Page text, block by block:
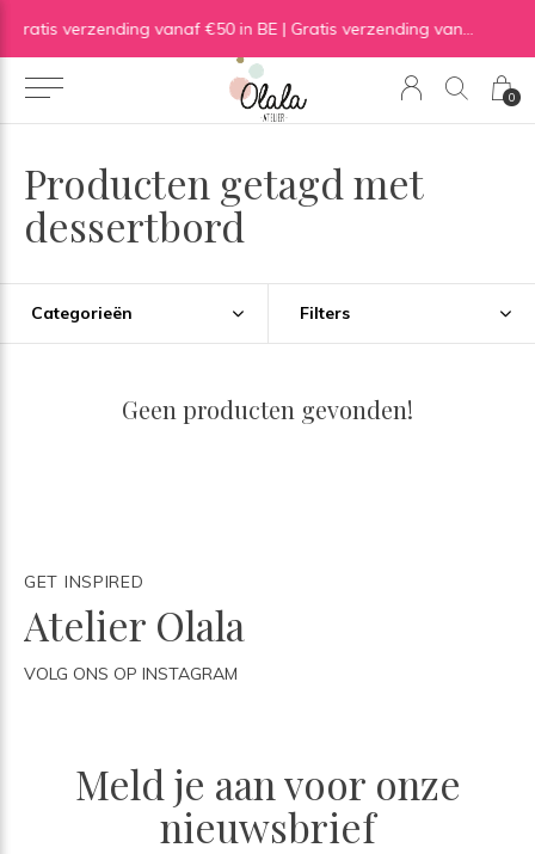
0
Gratis verzending vanaf €50 in BE | Gratis verzending vanaf €75 in NL Gratis ophalen in een van
Producten getagd met
dessertbord
Categorieën Filters
Geen producten gevonden!
GET INSPIRED
Atelier Olala
VOLG ONS OP INSTAGRAM
Meld je aan voor onze
nieuwsbrief